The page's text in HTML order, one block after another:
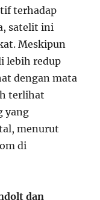
terhadap
satelit ini
Meskipun
lebih redup
dengan mata
terlihat
yang
menurut
di
dan